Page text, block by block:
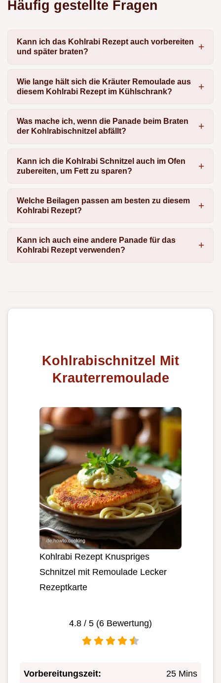
Häufig gestellte Fragen
Kann ich das Kohlrabi Rezept auch vorbereiten
und später braten?
Wie lange hält sich die Kräuter Remoulade aus
diesem Kohlrabi Rezept im Kühlschrank?
Was mache ich, wenn die Panade beim Braten
der Kohlrabischnitzel abfällt?
Kann ich die Kohlrabi Schnitzel auch im Ofen
zubereiten, um Fett zu sparen?
Welche Beilagen passen am besten zu diesem
Kohlrabi Rezept?
Kann ich auch eine andere Panade für das
Kohlrabi Rezept verwenden?
Kohlrabischnitzel Mit
Krauterremoulade
Kohlrabi Rezept Knuspriges
Schnitzel mit Remoulade Lecker
Rezeptkarte
4.8 / 5 (6 Bewertung)
Vorbereitungszeit: 25 Mins